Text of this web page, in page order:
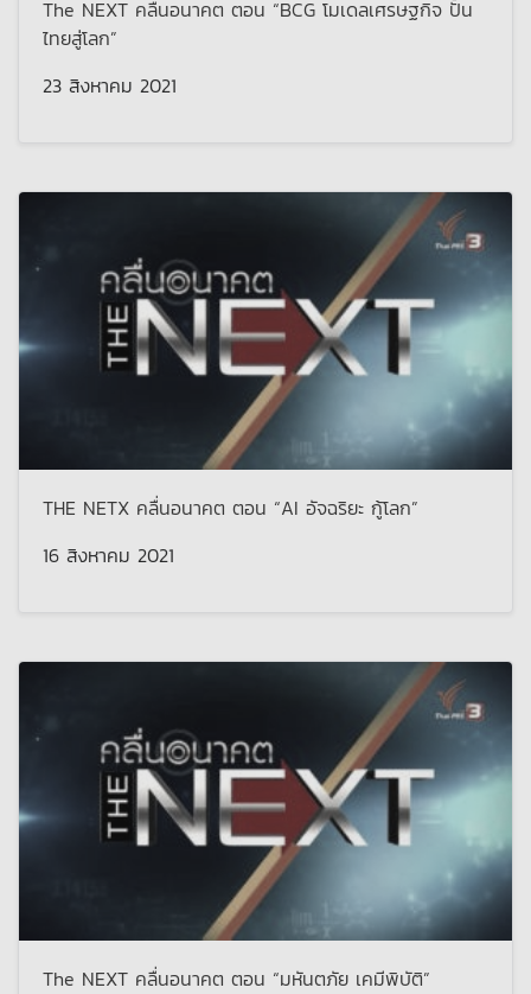
The NEXT คลื่นอนาคต ตอน “BCG โมเดลเศรษฐกิจ ปั้น
ไทยสู่โลก”
23 สิงหาคม 2021
THE NETX คลื่นอนาคต ตอน “AI อัจฉริยะ กู้โลก”
16 สิงหาคม 2021
The NEXT คลื่นอนาคต ตอน “มหันตภัย เคมีพิบัติ”